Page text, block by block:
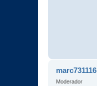
marc731116
Moderador